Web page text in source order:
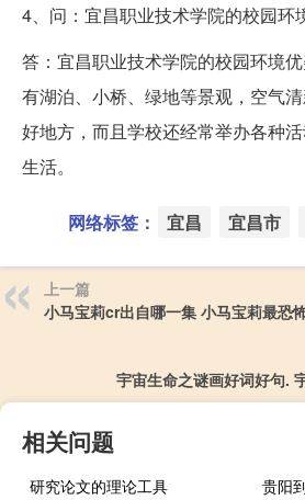
4、问：宜昌职业技术学院的校园环
答：宜昌职业技术学院的校园环境
有湖泊、小桥、绿地等景观，空气
好地方，而且学校还经常举办各种
生活。
网络标签： 宜昌 宜昌市
上一篇
小马宝莉cr出自哪一集 小马宝莉最恐
宇宙生命之谜画好词好句.
相关问题
研究论文的理论工具
贵阳